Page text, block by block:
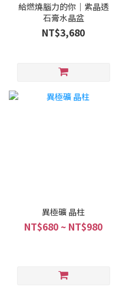
給燃燒腦力的你｜紫晶透
石膏水晶盆
NT$3,680
異極礦 晶柱
NT$680 ~ NT$980